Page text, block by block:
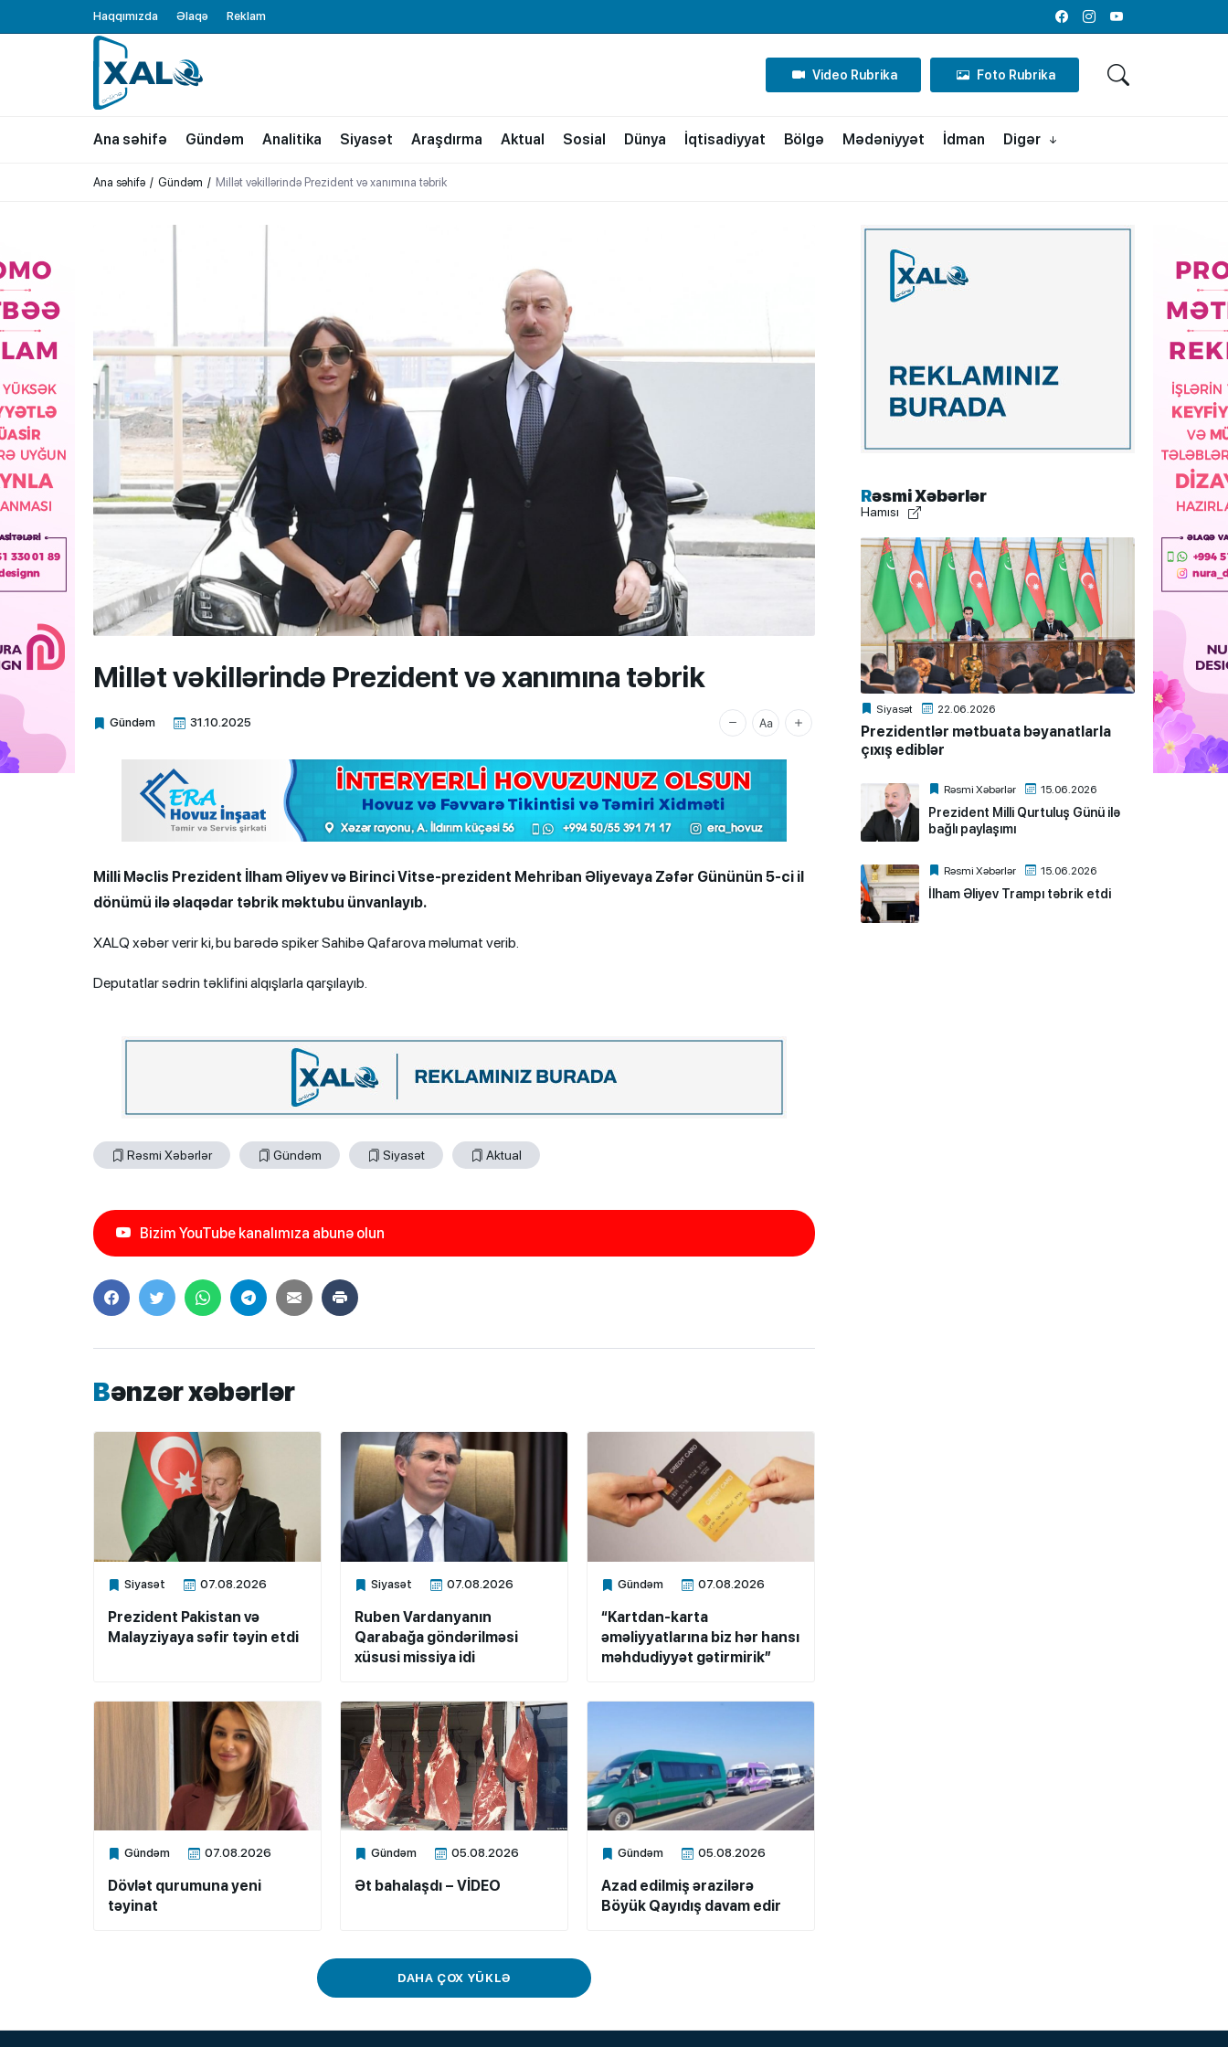
Haqqımızda Əlaqə Reklam
FacebookInstagramYoutube
XALQ.ONLINE
ONLAYN PLATFORMA
Video Rubrika Foto Rubrika
Ana səhifə Gündəm Analitika Siyasət Araşdırma Aktual Sosial Dünya İqtisadiyyat Bölgə Mədəniyyət İdman Digər
Ana səhifə Gündəm Millət vəkillərində Prezident və xanımına təbrik
Millət vəkillərində Prezident və xanımına təbrik
Gündəm 31.10.2025
Xalq.Online
Milli Məclis Prezident İlham Əliyev və Birinci Vitse-prezident Mehriban Əliyevaya Zəfər Gününün 5-ci il
dönümü ilə əlaqədar təbrik məktubu ünvanlayıb.
XALQ xəbər verir ki, bu barədə spiker Sahibə Qafarova məlumat verib.
Deputatlar sədrin təklifini alqışlarla qarşılayıb.
Rəsmi Xəbərlər Gündəm Siyasət Aktual
Bizim YouTube kanalımıza abunə olun
Bənzər xəbərlər
Siyasət 07.08.2026
Xalq.Online
Prezident Pakistan və
Malayziyaya səfir təyin etdi
Siyasət 07.08.2026
Xalq.Online
Ruben Vardanyanın
Qarabağa göndərilməsi
xüsusi missiya idi
Gündəm 07.08.2026
Xalq.Online
“Kartdan-karta
əməliyyatlarına biz hər hansı
məhdudiyyət gətirmirik”
Gündəm 07.08.2026
Xalq.Online
Dövlət qurumuna yeni
təyinat
Gündəm 05.08.2026
Xalq.Online
Ət bahalaşdı – VİDEO
Gündəm 05.08.2026
Xalq.Online
Azad edilmiş ərazilərə
Böyük Qayıdış davam edir
DAHA ÇOX YÜKLƏ
Rəsmi Xəbərlər
Hamısı
Siyasət 22.06.2026
Prezidentlər mətbuata bəyanatlarla
çıxış ediblər
Rəsmi Xəbərlər 15.06.2026
Prezident Milli Qurtuluş Günü ilə
bağlı paylaşımı
Rəsmi Xəbərlər 15.06.2026
İlham Əliyev Trampı təbrik etdi